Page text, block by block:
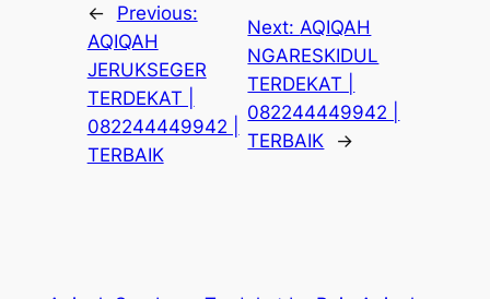
←
Previous:
AQIQAH
JERUKSEGER
TERDEKAT |
082244449942 |
TERBAIK
Next: AQIQAH
NGARESKIDUL
TERDEKAT |
082244449942 |
TERBAIK
→